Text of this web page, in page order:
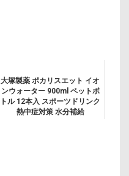
大塚製薬 ポカリスエット イオ
ンウォーター 900ml ペットボ
トル 12本入 スポーツドリンク
熱中症対策 水分補給